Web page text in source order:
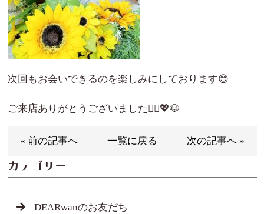
次回もお会いできるのを楽しみにしております😊
ご来店ありがとうございました🙇‍♀️💖🐶
« 前の記事へ 一覧に戻る 次の記事へ »
カテゴリー
DEARwanのお友だち